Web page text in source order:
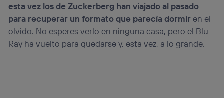
esta vez los de Zuckerberg han viajado al pasado
para recuperar un formato que parecía dormiren el
olvido. No esperes verlo en ninguna casa, pero el Blu-
Ray ha vuelto para quedarse y, esta vez, a lo grande.